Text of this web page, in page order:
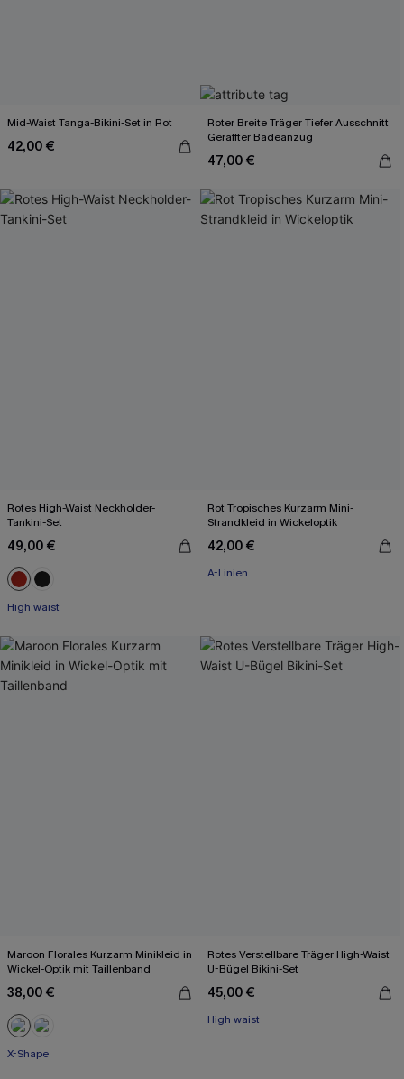
Mid-Waist Tanga-Bikini-Set in Rot
42,00 €
Roter Breite Träger Tiefer Ausschnitt
Geraffter Badeanzug
47,00 €
Rotes High-Waist Neckholder-
Tankini-Set
49,00 €
High waist
Rot Tropisches Kurzarm Mini-
Strandkleid in Wickeloptik
42,00 €
A-Linien
Maroon Florales Kurzarm Minikleid in
Wickel-Optik mit Taillenband
38,00 €
Mit Gratis-Maßband
Rotes Verstellbare Träger High-Waist
U-Bügel Bikini-Set
45,00 €
High waist